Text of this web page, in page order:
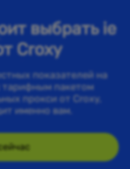
выбрать ie
Croxy
показателей на
тарифным пакетом
прокси от Croxy,
именно вам.